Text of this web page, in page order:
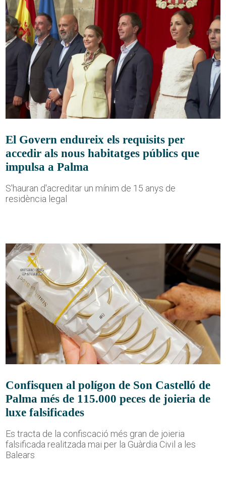
El Govern endureix els requisits per
accedir als nous habitatges públics que
impulsa a Palma
S'hauran d'acreditar un mínim de 15 anys de
residència legal
Confisquen al polígon de Son Castelló de
Palma més de 115.000 peces de joieria de
luxe falsificades
Es tracta de la confiscació més gran de joieria
falsificada realitzada mai per la Guàrdia Civil a les
Balears